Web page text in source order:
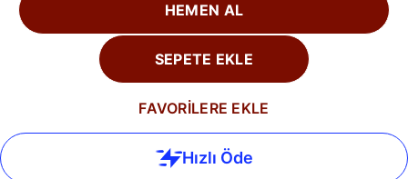
HEMEN AL
SEPETE EKLE
FAVORİLERE EKLE